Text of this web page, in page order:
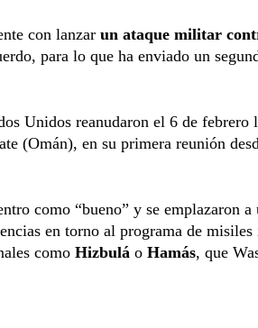
con lanzar un ataque militar
para lo que ha enviado un
Unidos reanudaron el 6 de febrero
(Omán), en su primera reunión
como “bueno” y se emplazaron a
en torno al programa de
como Hizbulá o Hamás, que